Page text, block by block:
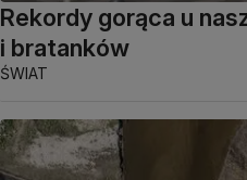
Rekordy gorąca u
i bratanków
ŚWIAT